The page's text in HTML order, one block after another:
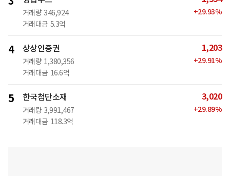
거래량 346,924
거래대금 5.3억
+29.93%
4 상상인증권
거래량 1,380,356
거래대금 16.6억
1,203
+29.91%
5 한국첨단소재
거래량 3,991,467
거래대금 118.3억
3,020
+29.89%